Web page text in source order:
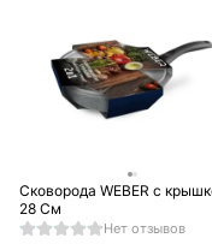
Сковорода WEBER с крышкой
28 См
Нет отзывов